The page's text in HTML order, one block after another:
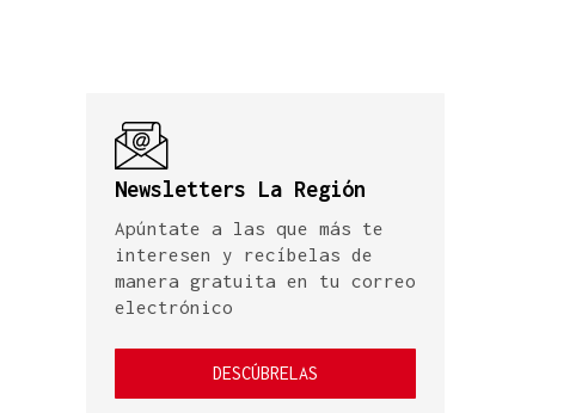
Newsletters La Región
Apúntate a las que más te
interesen y recíbelas de
manera gratuita en tu correo
electrónico
DESCÚBRELAS